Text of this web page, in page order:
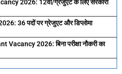
2026: 12वीं/ग्रेजुएट के लिए सरकारी
36 पदों पर ग्रेजुएट और डिप्लोमा
2026: बिना परीक्षा नौकरी का